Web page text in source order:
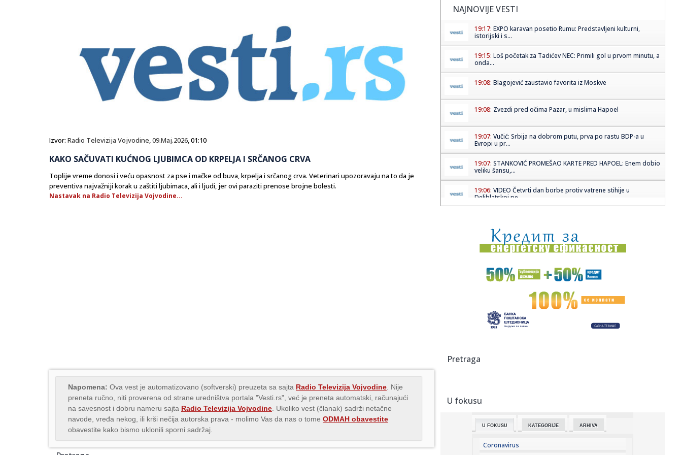
Izvor: Radio Televizija Vojvodine,09.Maj.2026, 01:10
KAKO SAČUVATI KUĆNOG LJUBIMCA OD KRPELJA I SRČANOG CRVA
Toplije vreme donosi i veću opasnost za pse i mačke od buva, krpelja i srčanog crva. Veterinari upozoravaju na to da je
preventiva najvažniji korak u zaštiti ljubimaca, ali i ljudi, jer ovi paraziti prenose brojne bolesti.
Nastavak na Radio Televizija Vojvodine...
Napomena: Ova vest je automatizovano (softverski) preuzeta sa sajta Radio Televizija Vojvodine . Nije
preneta ručno, niti proverena od strane uredništva portala "Vesti.rs", već je preneta automatski, računajući
na savesnost i dobru nameru sajta Radio Televizija Vojvodine . Ukoliko vest (članak) sadrži netačne
navode, vređa nekog, ili krši nečija autorska prava - molimo Vas da nas o tome ODMAH obavestite
obavestite kako bismo uklonili sporni sadržaj.
NAJNOVIJE VESTI
19:17: EXPO karavan posetio Rumu: Predstavljeni kulturni,
istorijski i s...
19:15: Loš početak za Tadićev NEC: Primili gol u prvom minutu, a
onda...
19:08: Blagojević zaustavio favorita iz Moskve
19:08: Zvezdi pred očima Pazar, u mislima Hapoel
19:07: Vučić: Srbija na dobrom putu, prva po rastu BDP-a u
Evropi u pr...
19:07: STANKOVIĆ PROMEŠAO KARTE PRED HAPOEL: Enem dobio
veliku šansu,...
19:06: VIDEO Četvrti dan borbe protiv vatrene stihije u
Deliblatskoj pe...
19:03:HLADAN TUŠ ZA TADIĆA I NEC: Telstar šokirao Najmegen
već na s...
19:02:Vučić najavio značajno veće plate i penzije! Predsednik
otkri...
PSŽ ispustio prednost protiv Mančester junajteda
18:59:Pogledajte kako izgleda raskošna vila Bogoljuba Karića na
sekundi! VIDEO
18:50:
18:50:
Zasukali rukave širom Beograda: Aktivisti SNS izašli na
Pretraga
U fokusu
U FOKUSU KATEGORIJE ARHIVA
Coronavirus